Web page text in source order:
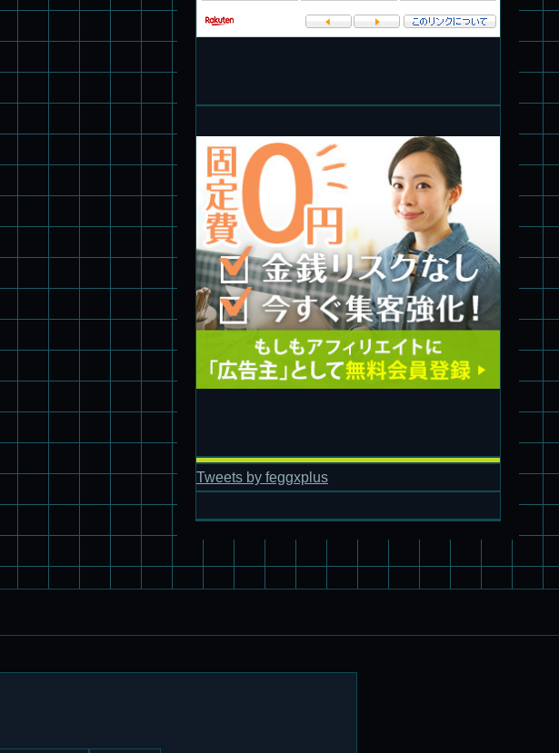
旧キット製作★アオシマ ロボダッチ モビルタマゴロー
パチ組塗装★バンダイ HG スコープドッグ拡張セット3～5
Tweets by feggxplus